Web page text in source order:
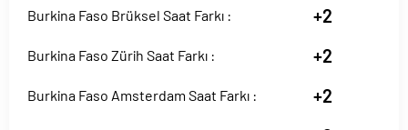
Burkina Faso Brüksel Saat Farkı : +2
Burkina Faso Zürih Saat Farkı : +2
Burkina Faso Amsterdam Saat Farkı : +2